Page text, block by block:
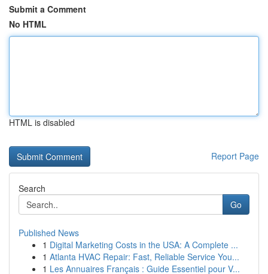
Submit a Comment
No HTML
HTML is disabled
Report Page
Search
Go
Published News
1 Digital Marketing Costs in the USA: A Complete ...
1 Atlanta HVAC Repair: Fast, Reliable Service You...
1 Les Annuaires Français : Guide Essentiel pour V...